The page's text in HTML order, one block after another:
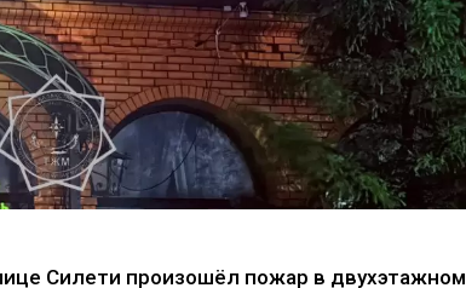
Силети произошёл пожар в двухэтажном